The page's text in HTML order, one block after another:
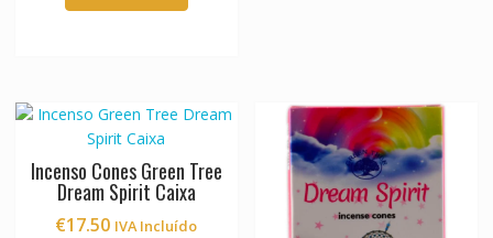
Incenso Cones Green Tree
Dream Spirit Caixa
€17.50 IVA Incluído